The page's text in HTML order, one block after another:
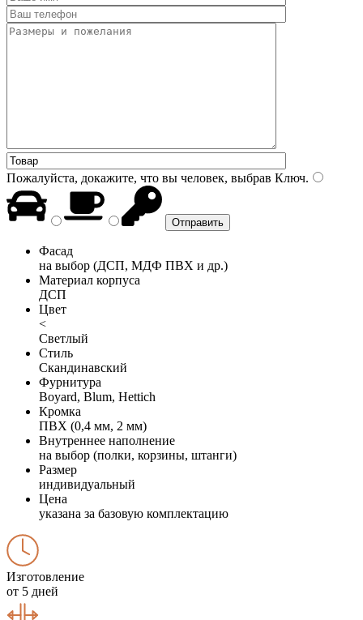
Пожалуйста, докажите, что вы человек, выбрав Ключ.
Фасад
на выбор (ДСП, МДФ ПВХ и др.)
Материал корпуса
ДСП
Цвет
<
Светлый
Стиль
Скандинавский
Фурнитура
Boyard, Blum, Hettich
Кромка
ПВХ (0,4 мм, 2 мм)
Внутреннее наполнение
на выбор (полки, корзины, штанги)
Размер
индивидуальный
Цена
указана за базовую комплектацию
Изготовление
от 5 дней